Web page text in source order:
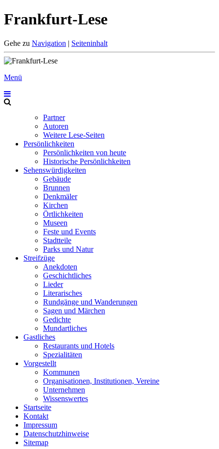
Frankfurt-Lese
Gehe zu Navigation | Seiteninhalt
Menü
Partner
Autoren
Weitere Lese-Seiten
Persönlichkeiten
Persönlichkeiten von heute
Historische Persönlichkeiten
Sehenswürdigkeiten
Gebäude
Brunnen
Denkmäler
Kirchen
Örtlichkeiten
Museen
Feste und Events
Stadtteile
Parks und Natur
Streifzüge
Anekdoten
Geschichtliches
Lieder
Literarisches
Rundgänge und Wanderungen
Sagen und Märchen
Gedichte
Mundartliches
Gastliches
Restaurants und Hotels
Spezialitäten
Vorgestellt
Kommunen
Organisationen, Institutionen, Vereine
Unternehmen
Wissenswertes
Startseite
Kontakt
Impressum
Datenschutzhinweise
Sitemap